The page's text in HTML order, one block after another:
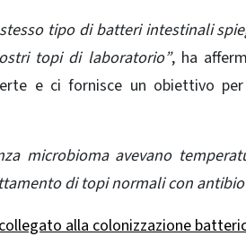
tipo di batteri intestinali
topi di laboratorio”, ha
e ci fornisce un obiettivo
microbioma avevano
di topi normali con
alla colonizzazione